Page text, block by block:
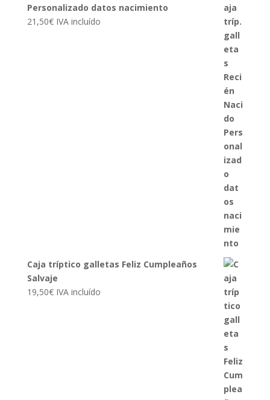
Personalizado datos nacimiento
21,50€ IVA incluído
Caja tríptico galletas Feliz Cumpleaños
Salvaje
19,50€ IVA incluído